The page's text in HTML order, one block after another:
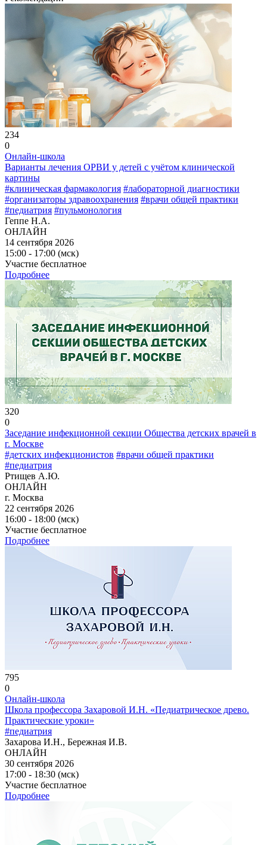
234
0
Онлайн-школа
Варианты лечения ОРВИ у детей с учётом клинической
картины
#клиническая фармакология #лабораторной диагностики
#организаторы здравоохранения #врачи общей практики
#педиатрия #пульмонология
Геппе Н.А.
ОНЛАЙН
14 сентября 2026
15:00 - 17:00 (мск)
Участие бесплатное
Подробнее
320
0
Заседание инфекционной секции Общества детских врачей в
г. Москве
#детских инфекционистов #врачи общей практики
#педиатрия
Ртищев А.Ю.
ОНЛАЙН
г. Москва
22 сентября 2026
16:00 - 18:00 (мск)
Участие бесплатное
Подробнее
795
0
Онлайн-школа
Школа профессора Захаровой И.Н. «Педиатрическое древо.
Практические уроки»
#педиатрия
Захарова И.Н., Бережная И.В.
ОНЛАЙН
30 сентября 2026
17:00 - 18:30 (мск)
Участие бесплатное
Подробнее